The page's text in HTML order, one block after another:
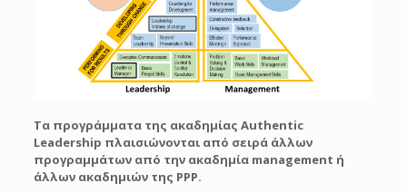
Τα προγράμματα της ακαδημίας Authentic
Leadership πλαισιώνονται από σειρά άλλων
προγραμμάτων από την ακαδημία management ή
άλλων ακαδημιών της PPP.